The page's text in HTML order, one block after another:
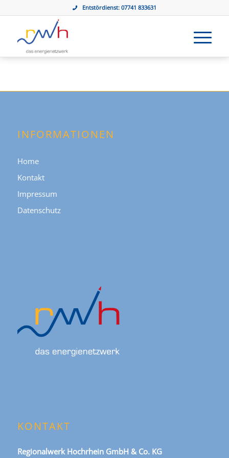
Entstördienst: 07741 833631
INFORMATIONEN
Home
Kontakt
Impressum
Datenschutz
KONTAKT
Regionalwerk Hochrhein GmbH & Co. KG